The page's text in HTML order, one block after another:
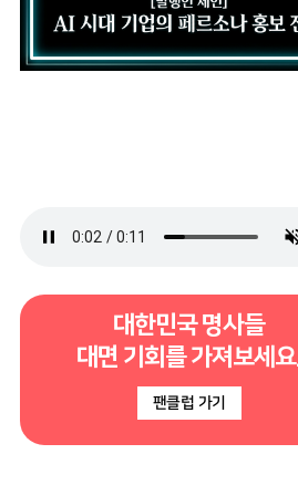
대한민국 명사들
대면 기회를 가져보세요.
팬클럽 가기